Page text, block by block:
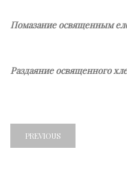
Помазание освященным
Раздаяние освященного
PREVIOUS